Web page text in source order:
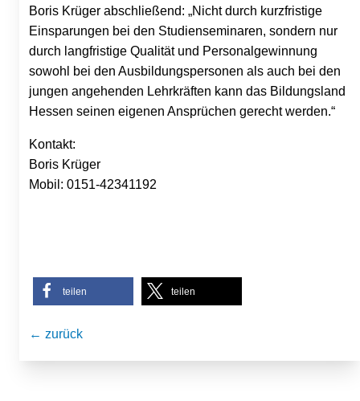
Boris Krüger abschließend: „Nicht durch kurzfristige
Einsparungen bei den Studienseminaren, sondern nur
durch langfristige Qualität und Personalgewinnung
sowohl bei den Ausbildungspersonen als auch bei den
jungen angehenden Lehrkräften kann das Bildungsland
Hessen seinen eigenen Ansprüchen gerecht werden.“
Kontakt:
Boris Krüger
Mobil: 0151-42341192
teilen teilen
← zurück